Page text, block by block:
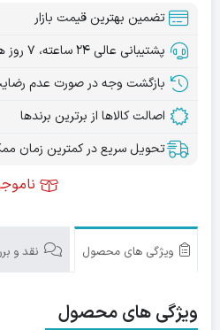
تضمین بهترین قیمت بازار
پشتیبانی عالی ۲۴ ساعته، ۷ روز هفته
بازگشت وجه در صورت عدم
اصالت کالاها از برترین برندها
تحویل سریع در کمترین زمان
ویژگی های محصول نقد و
ویژگی های محصول